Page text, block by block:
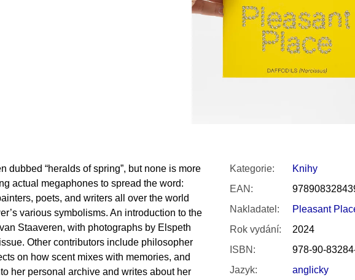
dubbed “heralds of spring”, but none is more
actual megaphones to spread the word:
poets, and writers all over the world
various symbolisms. An introduction to the
Staaveren, with photographs by Elspeth
Other contributors include philosopher
on how scent mixes with memories, and
her personal archive and writes about her
Kategorie:
Knihy
EAN :
Nakladatel :
Pleasant
Rok vydání:
2024
ISBN :
978-90-
Jazyk:
anglicky
Původně: 350